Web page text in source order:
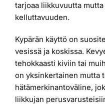
tarjoaa liikkuvuutta
kelluttavuuden.
Kypärän käyttö on
vesissä ja koskissa.
tehokkaasti kiviin tai
on yksinkertainen mutta
hätämerkinantoväline,
liikkujan